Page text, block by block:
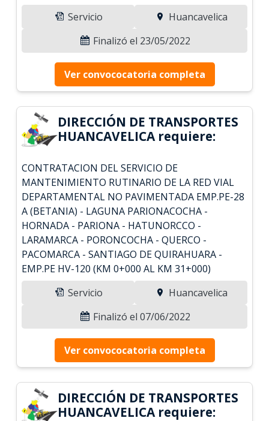
Servicio
Huancavelica
Finalizó el 23/05/2022
Ver convococatoria completa
DIRECCIÓN DE TRANSPORTES
HUANCAVELICA requiere:
CONTRATACION DEL SERVICIO DE
MANTENIMIENTO RUTINARIO DE LA RED VIAL
DEPARTAMENTAL NO PAVIMENTADA EMP.PE-28
A (BETANIA) - LAGUNA PARIONACOCHA -
HORNADA - PARIONA - HATUNORCCO -
LARAMARCA - PORONCOCHA - QUERCO -
PACOMARCA - SANTIAGO DE QUIRAHUARA -
EMP.PE HV-120 (KM 0+000 AL KM 31+000)
Servicio
Huancavelica
Finalizó el 07/06/2022
Ver convococatoria completa
DIRECCIÓN DE TRANSPORTES
HUANCAVELICA requiere: